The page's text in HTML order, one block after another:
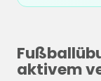
aktivem